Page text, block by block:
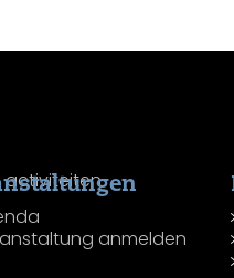
anmelden